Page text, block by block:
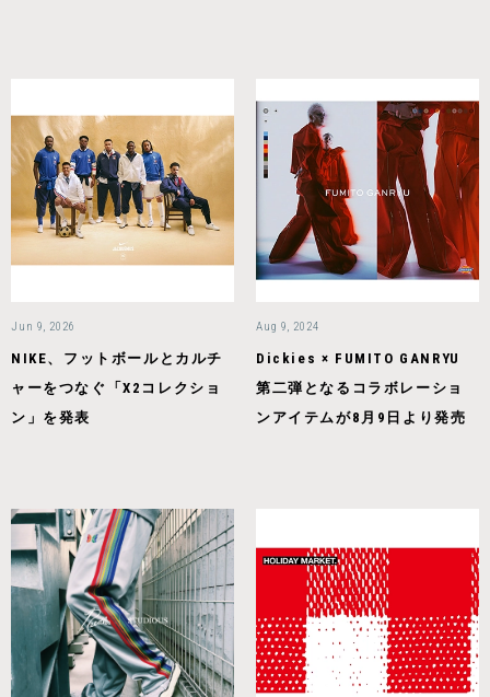
Jun 9, 2026
NIKE、フットボールとカルチ
ャーをつなぐ「X2コレクショ
ン」を発表
Aug 9, 2024
Dickies × FUMITO GANRYU
第二弾となるコラボレーショ
ンアイテムが8月9日より発売